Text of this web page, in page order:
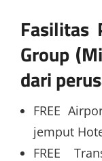
Fasilitas
Group
dari
FREE
jemput
FREE